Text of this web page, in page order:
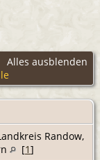
Alles ausblenden
Randow,
[1]